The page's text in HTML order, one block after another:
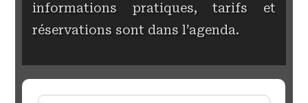
informations pratiques, tarifs et
réservations sont dans l’agenda.